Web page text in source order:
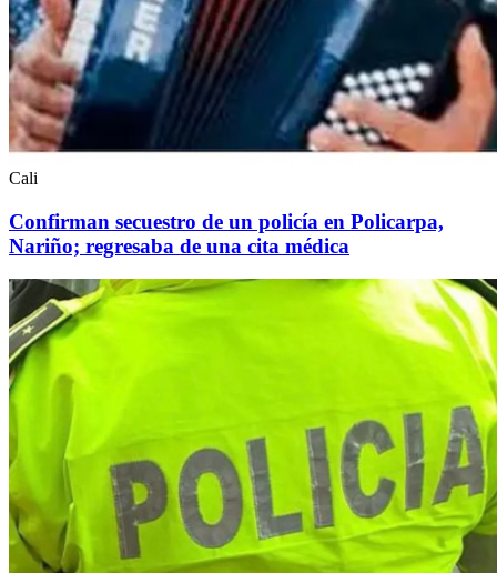
Cali
Confirman secuestro de un policía en Policarpa,
Nariño; regresaba de una cita médica